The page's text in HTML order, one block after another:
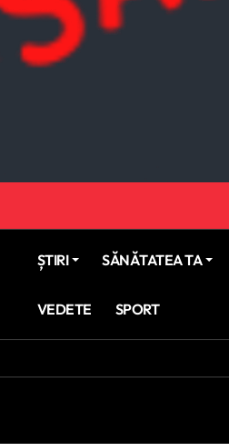
ȘTIRI SĂNĂTATEA TA
VEDETE SPORT